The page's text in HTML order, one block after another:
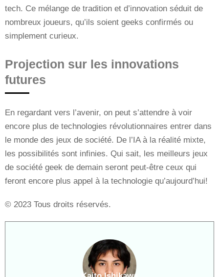
tech. Ce mélange de tradition et d’innovation séduit de
nombreux joueurs, qu’ils soient geeks confirmés ou
simplement curieux.
Projection sur les innovations
futures
En regardant vers l’avenir, on peut s’attendre à voir
encore plus de technologies révolutionnaires entrer dans
le monde des jeux de société. De l’IA à la réalité mixte,
les possibilités sont infinies. Qui sait, les meilleurs jeux
de société geek de demain seront peut-être ceux qui
feront encore plus appel à la technologie qu’aujourd’hui!
© 2023 Tous droits réservés.